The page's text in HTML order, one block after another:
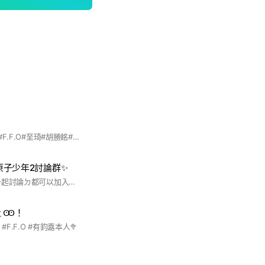
#原子少年2#小行星#F.F.O#至琦#胡勝銘#張鈞嘉#陳彥旭#陳俊希#小新#加藤琉士
年2討論群✨
喜歡少年們ㄉ 想要一起討論ㄉ都可以加入喔！（本人們會盡力邀請ㄉ！） 目前泓諺 小銘 鴻達 呈恩 小潘 本人在內喔！ 其他的成員若是本人加入 第二個問題可以回答自己 比較好辨認喔！ #原子少年2
Ꙭ！
#有鈞嘉本人🥦